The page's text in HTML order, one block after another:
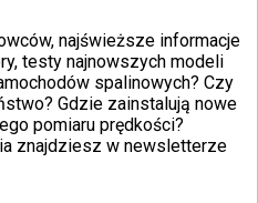
najświeższe informacje
testy najnowszych modeli
spalinowych? Czy
Gdzie zainstalują nowe
pomiaru prędkości?
znajdziesz w newsletterze